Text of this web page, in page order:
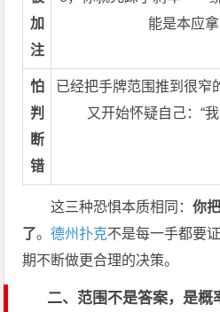
加
注
能是本应
怕
判
断
错
已经把手牌范围推到很窄
又开始怀疑自己：“
这三种恐惧本质相同：你
了。德州扑克不是每一手都要
期不断做更合理的决策。
二、范围不是答案，是概